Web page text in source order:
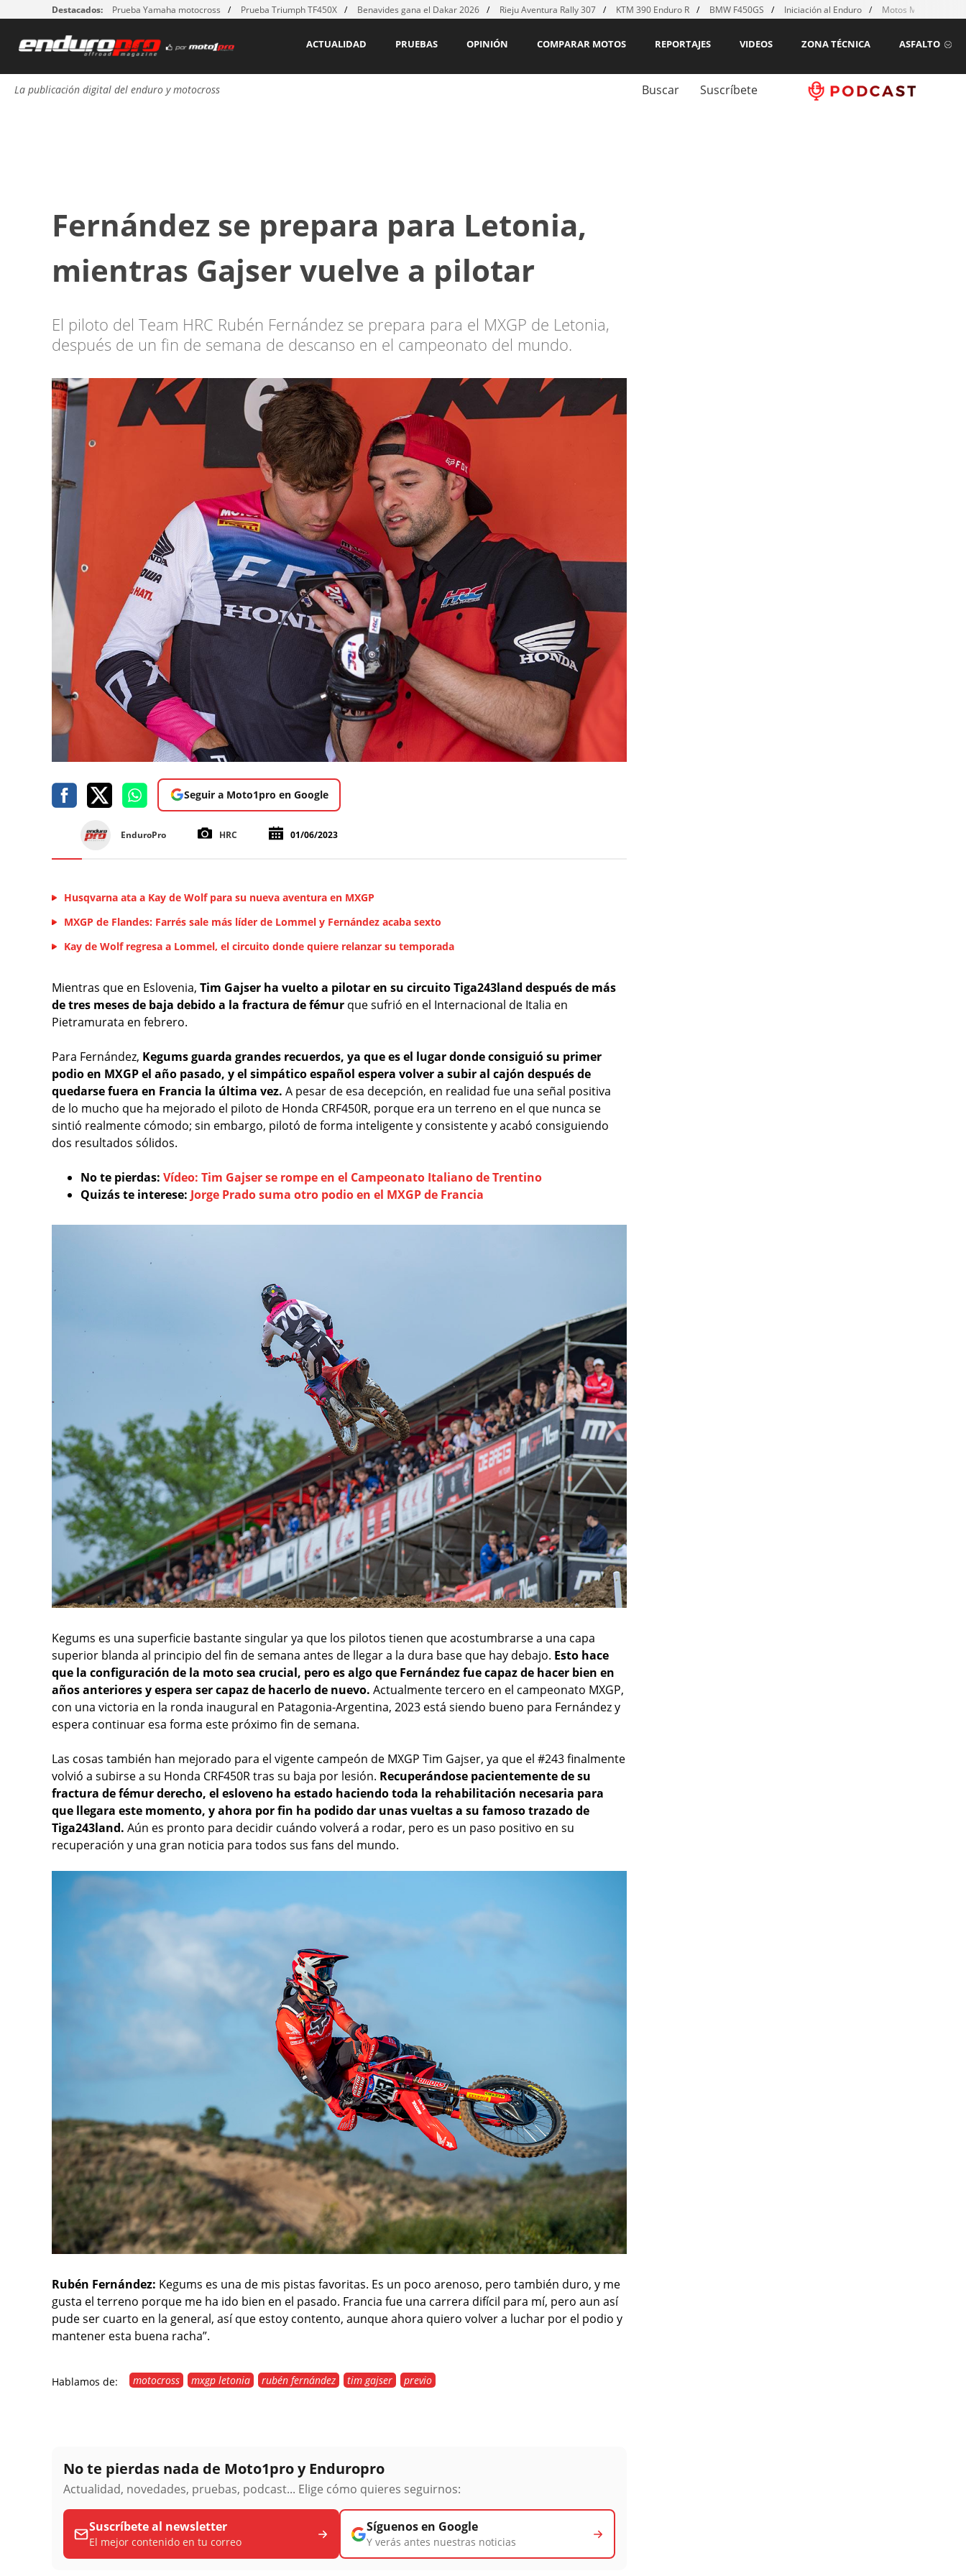
Destacados: Prueba Yamaha motocross Prueba Triumph TF450X Benavides gana el Dakar 2026 Rieju Aventura Rally 307 KTM 390 Enduro R BMW F450GS Iniciación al Enduro Motos MX para
ASFALTO
ZONA TÉCNICA
VIDEOS
REPORTAJES
COMPARAR MOTOS
OPINIÓN
PRUEBAS
ACTUALIDAD
La publicación digital del enduro y motocross Buscar Suscríbete
Fernández se prepara para Letonia,
mientras Gajser vuelve a pilotar
El piloto del Team HRC Rubén Fernández se prepara para el MXGP de Letonia,
después de un fin de semana de descanso en el campeonato del mundo.
Seguir a Moto1pro en Google
EnduroPro HRC 01/06/2023
Husqvarna ata a Kay de Wolf para su nueva aventura en MXGP
MXGP de Flandes: Farrés sale más líder de Lommel y Fernández acaba sexto
Kay de Wolf regresa a Lommel, el circuito donde quiere relanzar su temporada
Mientras que en Eslovenia, Tim Gajser ha vuelto a pilotar en su circuito Tiga243land después de más
de tres meses de baja debido a la fractura de fémur que sufrió en el Internacional de Italia en
Pietramurata en febrero.
Para Fernández, Kegums guarda grandes recuerdos, ya que es el lugar donde consiguió su primer
podio en MXGP el año pasado, y el simpático español espera volver a subir al cajón después de
quedarse fuera en Francia la última vez. A pesar de esa decepción, en realidad fue una señal positiva
de lo mucho que ha mejorado el piloto de Honda CRF450R, porque era un terreno en el que nunca se
sintió realmente cómodo; sin embargo, pilotó de forma inteligente y consistente y acabó consiguiendo
dos resultados sólidos.
No te pierdas: Vídeo: Tim Gajser se rompe en el Campeonato Italiano de Trentino
Quizás te interese: Jorge Prado suma otro podio en el MXGP de Francia
Kegums es una superficie bastante singular ya que los pilotos tienen que acostumbrarse a una capa
superior blanda al principio del fin de semana antes de llegar a la dura base que hay debajo. Esto hace
que la configuración de la moto sea crucial, pero es algo que Fernández fue capaz de hacer bien en
años anteriores y espera ser capaz de hacerlo de nuevo. Actualmente tercero en el campeonato MXGP,
con una victoria en la ronda inaugural en Patagonia-Argentina, 2023 está siendo bueno para Fernández y
espera continuar esa forma este próximo fin de semana.
Las cosas también han mejorado para el vigente campeón de MXGP Tim Gajser, ya que el #243 finalmente
volvió a subirse a su Honda CRF450R tras su baja por lesión. Recuperándose pacientemente de su
fractura de fémur derecho, el esloveno ha estado haciendo toda la rehabilitación necesaria para
que llegara este momento, y ahora por fin ha podido dar unas vueltas a su famoso trazado de
Tiga243land. Aún es pronto para decidir cuándo volverá a rodar, pero es un paso positivo en su
recuperación y una gran noticia para todos sus fans del mundo.
Rubén Fernández: Kegums es una de mis pistas favoritas. Es un poco arenoso, pero también duro, y me
gusta el terreno porque me ha ido bien en el pasado. Francia fue una carrera difícil para mí, pero aun así
pude ser cuarto en la general, así que estoy contento, aunque ahora quiero volver a luchar por el podio y
mantener esta buena racha”.
Hablamos de: motocross mxgp letonia rubén fernández tim gajser previo
No te pierdas nada de Moto1pro y Enduropro
Actualidad, novedades, pruebas, podcast... Elige cómo quieres seguirnos:
Suscríbete al newsletter
El mejor contenido en tu correo
Síguenos en Google
Y verás antes nuestras noticias